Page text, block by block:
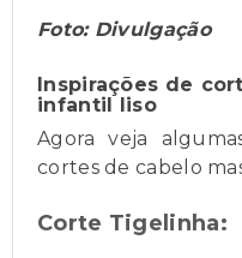
Foto: Divulgação
Inspirações de
infantil liso
Agora veja
cortes de cabelo
Corte Tigelinha: